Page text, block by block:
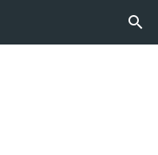
